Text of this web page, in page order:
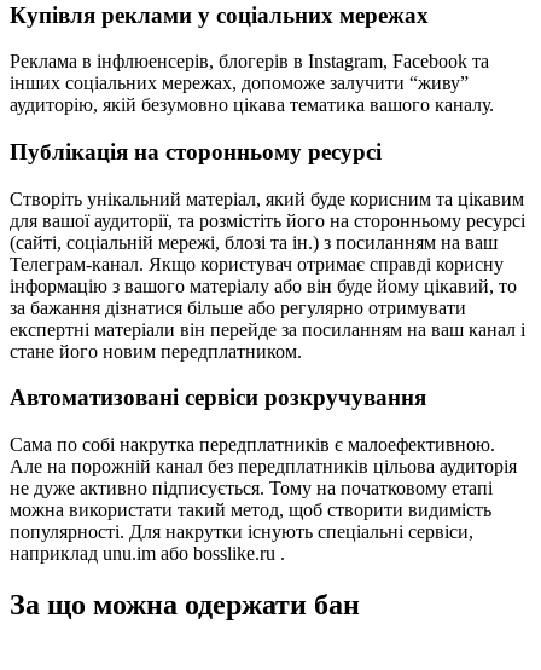
Купівля реклами у соціальних мережах
Реклама в інфлюенсерів, блогерів в Instagram, Facebook та
інших соціальних мережах, допоможе залучити “живу”
аудиторію, якій безумовно цікава тематика вашого каналу.
Публікація на сторонньому ресурсі
Створіть унікальний матеріал, який буде корисним та цікавим
для вашої аудиторії, та розмістіть його на сторонньому ресурсі
(сайті, соціальній мережі, блозі та ін.) з посиланням на ваш
Телеграм-канал. Якщо користувач отримає справді корисну
інформацію з вашого матеріалу або він буде йому цікавий, то
за бажання дізнатися більше або регулярно отримувати
експертні матеріали він перейде за посиланням на ваш канал і
стане його новим передплатником.
Автоматизовані сервіси розкручування
Сама по собі накрутка передплатників є малоефективною.
Але на порожній канал без передплатників цільова аудиторія
не дуже активно підписується. Тому на початковому етапі
можна використати такий метод, щоб створити видимість
популярності. Для накрутки існують спеціальні сервіси,
наприклад unu.im або bosslike.ru .
За що можна одержати бан